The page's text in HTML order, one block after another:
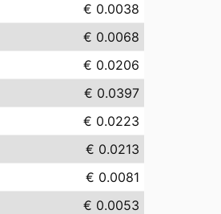
€ 0.0038
€ 0.0068
€ 0.0206
€ 0.0397
€ 0.0223
€ 0.0213
€ 0.0081
€ 0.0053